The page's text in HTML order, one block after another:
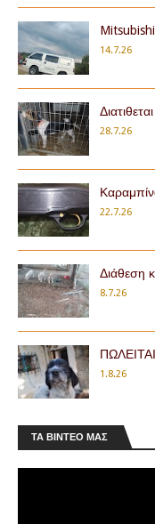
14.7.26
28.7.26
22.7.26
Διάθεση
8.7.26
ΠΩΛΕΙΤΑΙ
1.8.26
ΤΑ ΒΊΝΤΕΟ ΜΑΣ